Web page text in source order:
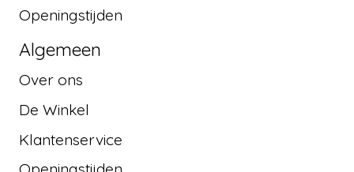
Openingstijden
Algemeen
Over ons
De Winkel
Klantenservice